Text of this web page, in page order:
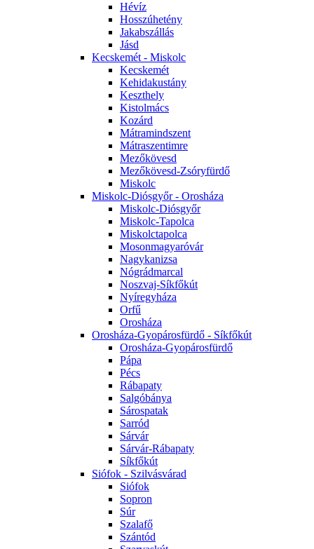
Hévíz
Hosszúhetény
Jakabszállás
Jásd
Kecskemét - Miskolc
Kecskemét
Kehidakustány
Keszthely
Kistolmács
Kozárd
Mátramindszent
Mátraszentimre
Mezőkövesd
Mezőkövesd-Zsóryfürdő
Miskolc
Miskolc-Diósgyőr - Orosháza
Miskolc-Diósgyőr
Miskolc-Tapolca
Miskolctapolca
Mosonmagyaróvár
Nagykanizsa
Nógrádmarcal
Noszvaj-Síkfőkút
Nyíregyháza
Orfű
Orosháza
Orosháza-Gyopárosfürdő - Síkfőkút
Orosháza-Gyopárosfürdő
Pápa
Pécs
Rábapaty
Salgóbánya
Sárospatak
Sarród
Sárvár
Sárvár-Rábapaty
Síkfőkút
Siófok - Szilvásvárad
Siófok
Sopron
Súr
Szalafő
Szántód